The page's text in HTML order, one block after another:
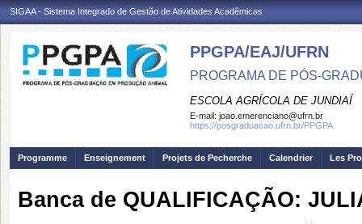
SIGAA - Sistema Integrado de Gestão de Atividades Acadêmicas
PPGPA/EAJ/UFRN
PROGRAMA DE PÓS-
ESCOLA AGRÍCOLA DE JUNDIAÍ
E-mail: joao.emerenciano@ufrn.br
https://posgraduacao.ufrn.br/PPGPA
Programme Enseignement Projets de Pecherche Calendrier Les
Banca de QUALIFICAÇÃO: